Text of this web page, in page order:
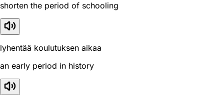
shorten the period of schooling
lyhentää koulutuksen aikaa
an early period in history